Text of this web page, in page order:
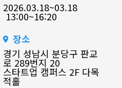
2026.03.18~03.18
13:00~16:20
장소
경기 성남시 분당구 판교
로 289번지 20
스타트업 캠퍼스 2F 다목
적홀